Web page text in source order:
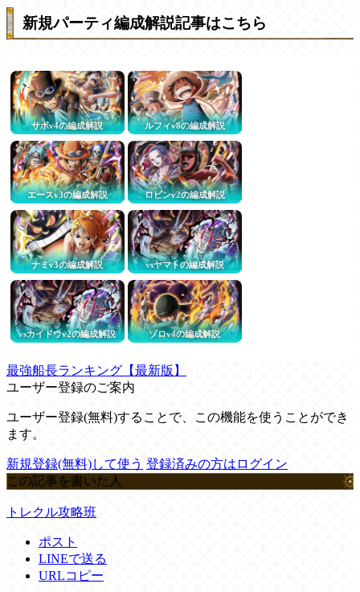
新規パーティ編成解説記事はこちら
サボv4の編成解説 ルフィv8の編成解説
エースv3の編成解説 ロビンv2の編成解説
ナミv3の編成解説 vsヤマトの編成解説
vsカイドウv2の編成解説 ゾロv4の編成解説
最強船長ランキング【最新版】
ユーザー登録のご案内
ユーザー登録(無料)することで、この機能を使うことができ
ます。
新規登録(無料)して使う 登録済みの方はログイン
この記事を書いた人
トレクル攻略班
ポスト
LINEで送る
URLコピー